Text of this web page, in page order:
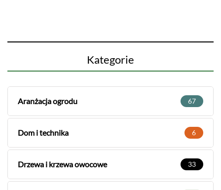
Kategorie
Aranżacja ogrodu 67
Dom i technika 6
Drzewa i krzewa owocowe 33